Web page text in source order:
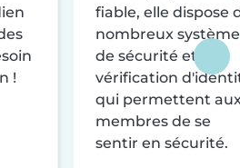
!
fiable, elle dispose
nombreux
de sécurité et de
vérification
qui permettent
membres de se
sentir en sécurité.